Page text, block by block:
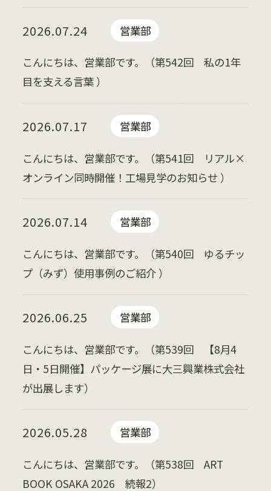
2026.07.24 営業部
こんにちは、営業部です。（第542回 私の1年
目を支える言葉 ）
2026.07.17 営業部
こんにちは、営業部です。（第541回 リアル×
オンライン同時開催！工場見学のお知らせ ）
2026.07.14 営業部
こんにちは、営業部です。（第540回 ゆるチッ
プ（みず）使用事例のご紹介 ）
2026.06.25 営業部
こんにちは、営業部です。（第539回 【8月4
日・5日開催】パッケージ展に大三興業株式会社
が出展します）
2026.05.28 営業部
こんにちは、営業部です。（第538回 ART
BOOK OSAKA 2026 続報2）